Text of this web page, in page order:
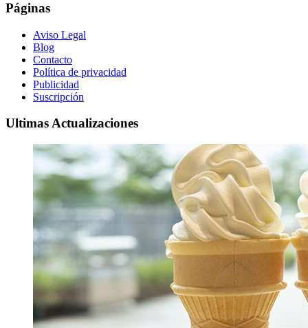
Páginas
Aviso Legal
Blog
Contacto
Política de privacidad
Publicidad
Suscripción
Ultimas Actualizaciones